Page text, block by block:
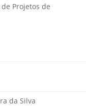
Projetos de
da Silva